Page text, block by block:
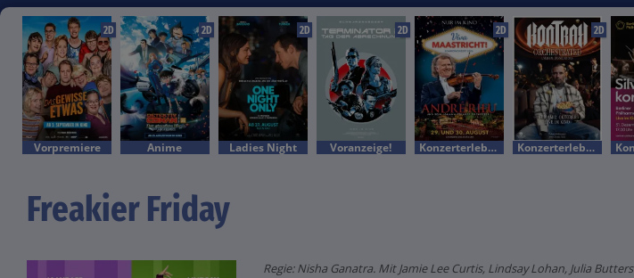
2D
Vorpremiere
2D
Anime
2D
Ladies Night
2D
Voranzeige!
2D
Konzerterlebnis
2D
Konzerterlebnis
Freakier Friday
Regie: Nisha Ganatra. Mit Jamie Lee Curtis, Lindsay Lohan, Julia Butters